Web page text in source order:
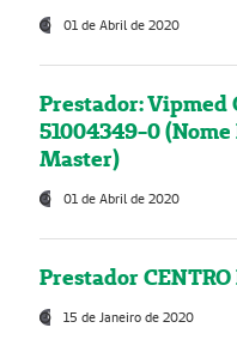
01 de Abril de 2020
Prestador: Vipmed
51004349-0
Master)
01 de Abril de 2020
Prestador CENTRO
15 de Janeiro de 2020